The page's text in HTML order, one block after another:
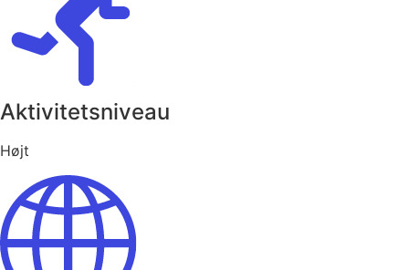
Aktivitetsniveau
Højt